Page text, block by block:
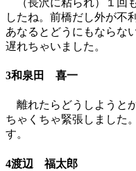
したね。前橋だし外が不
あなるとどうにもならな
遅れちゃいました。
3和泉田 喜一
離れたらどうしようと
ちゃくちゃ緊張しました
す。
4渡辺 福太郎